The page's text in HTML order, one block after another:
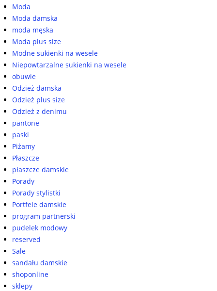
Moda
Moda damska
moda męska
Moda plus size
Modne sukienki na wesele
Niepowtarzalne sukienki na wesele
obuwie
Odzież damska
Odzież plus size
Odzież z denimu
pantone
paski
Piżamy
Płaszcze
płaszcze damskie
Porady
Porady stylistki
Portfele damskie
program partnerski
pudelek modowy
reserved
Sale
sandału damskie
shoponline
sklepy